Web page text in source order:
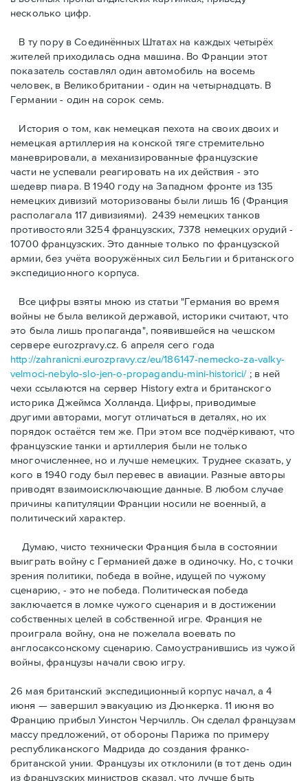
несколько цифр.
В ту пору в Соединённых Штатах на каждых четырёх
жителей приходилась одна машина. Во Франции этот
показатель составлял один автомобиль на восемь
человек, в Великобритании - один на четырнадцать. В
Германии - один на сорок семь.
История о том, как немецкая пехота на своих двоих и
немeцкая артиллерия на конской тяге стремительно
маневрировали, а механизированные французские
части не успевали реагировать на их действия - это
шедевр пиара. В 1940 году на Западном фронте из 135
немецких дивизий моторизованы были лишь 16 (Франция
располагала 117 дивизиями). 2439 немецких танков
противостояли 3254 французских, 7378 немецких орудий -
10700 французских. Это данные только по французской
армии, без учёта вооружённых сил Бельгии и британского
экспедиционного корпуса.
Bсе цифры взяты мною из статьи "Германия во время
войны не была великой державой, историки считают, что
это была лишь пропаганда", появившейся на чешском
сервере eurozpravy.cz. 6 апреля сего года
http://zahranicni.eurozpravy.cz/eu/186147-nemecko-za-valky-
velmoci-nebylo-slo-jen-o-propagandu-mini-historici/; в ней
чехи ссылаются на сервер History extra и британского
историка Джеймса Холланда. Цифры, привoдимые
другими авторами, могут отличаться в деталях, но их
порядок остаётся тем же. При этом все подчёркивают, что
французские танки и артиллерия были не только
многочисленнее, но и лучше немецких. Труднее сказать, у
кого в 1940 году был перевес в авиации. Разные авторы
приводят взаимоисключающие данные. В любом случае
причины капитуляции Франции носили не военный, а
политический характер.
Думаю, чисто технически Франция была в состоянии
выиграть войну с Германией даже в одиночку. Но, с точки
зрения политики, победа в войне, идущей по чужому
сценарию, - это не победа. Политическая победа
заключается в ломке чужого сценария и в достижении
собственных целей в собственной игре. Франция не
проиграла войну, она не пожелала воевать по
англосаксонскому сценарию. Самоустранившись из чужой
войны, французы начали свою игру.
26 мая британский экспедиционный корпус начал, а 4
июня — завершил эвакуацию из Дюнкерка. 11 июня во
Францию прибыл Уинстон Черчилль. Он сделал французам
массу предложений, от обороны Парижа по примеру
республиканского Мадрида до создания франко-
британской унии. Французы их отклонили (в тот день один
из французских министров сказал, что лучше быть